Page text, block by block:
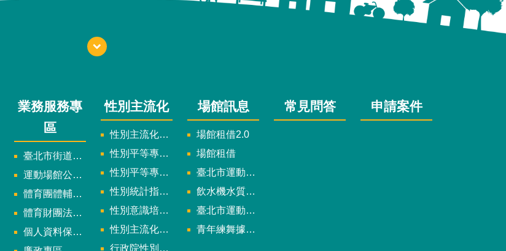
業務服務專
區
臺北市街道遊戲申請專區
運動場館公司設立輔導專區
體育團體輔導訪視
體育財團法人/公益信託專區
個人資料保護專區
性別主流化
性別主流化實施計畫暨細部計畫
性別平等專案小組委員名單
性別平等專案小組會議紀錄
性別統計指標及項目
性別意識培力、統計分析案、影響評估案
性別主流化年度成果報告
行政院性別平等會
場館訊息
場館租借2.0
場館租借
臺北市運動中心
飲水機水質檢驗報告
臺北市運動中心預約系統
青年練舞據點地圖
常見問答 申請案件